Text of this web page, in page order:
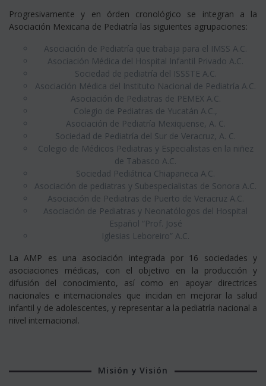
Progresivamente y en órden cronológico se integran a la
Asociación Mexicana de Pediatría las siguientes agrupaciones:
Asociación de Pediatría que trabaja para el IMSS A.C.
Asociación Médica del Hospital Infantil Privado A.C.
Sociedad de pediatría del ISSSTE A.C.
Asociación Médica del Instituto Nacional de Pediatría A.C.
Asociación de Pediatras de PEMEX A.C.
Colegio de Pediatras de Yucatán A.C.,
Asociación de Pediatría Mexiquense, A. C.
Sociedad de Pediatría del Sur de Veracruz, A. C.
Colegio de Médicos Pediatras y Especialistas en la niñez
de Tabasco A.C.
Sociedad Pediátrica Chiapaneca A.C.
Asociación de pediatras y Subespecialistas de Sonora A.C.
Asociación de Pediatras de Puerto de Veracruz A.C.
Asociación de Pediatras y Neonatólogos del Hospital
Español “Prof. José
Iglesias Leboreiro” A.C.
La AMP es una asociación integrada por 16 sociedades y
asociaciones médicas, con el objetivo en la producción y
difusión del conocimiento, así como en apoyar directrices
nacionales e internacionales que incidan en mejorar la salud
infantil y de adolescentes, y representar a la pediatría nacional a
nivel internacional.
Misión y Visión